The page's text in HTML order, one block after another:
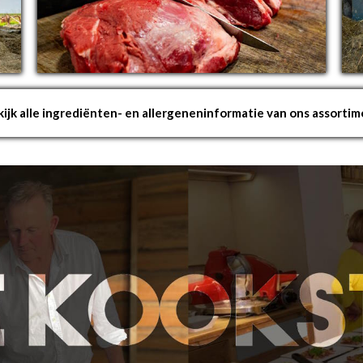
alle ingrediënten- en allergenen­informatie van ons